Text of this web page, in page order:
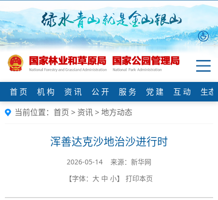
首 页 机 构 资 讯 公 开 服 务 党 建 互 动
生
当前位置： 首页 > 资讯>地方动态
浑善达克沙地治沙进行时
2026-05-14 来源：新华网
【字体： 大 中 小】 打印本页